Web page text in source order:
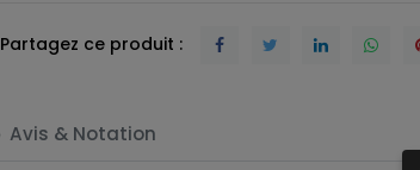
Partagez ce produit :
Avis & Notation